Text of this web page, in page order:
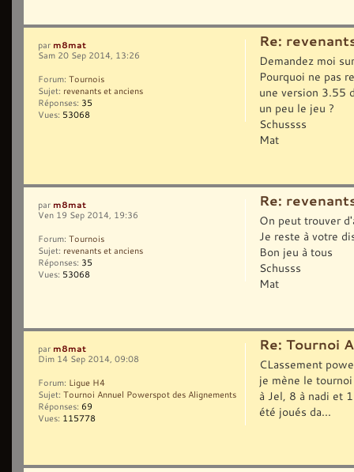
Re:
Demandez moi
Pourquoi ne pas
une version 3.55
un peu le jeu ?
Schussss
Mat
par m8mat
Sam 20 Sep 2014, 13:26
Forum: Tournois
Sujet: revenants et anciens
Réponses: 35
Vues: 53068
Re:
On peut trouver
Je reste à votre
Bon jeu à tous
Schusss
Mat
par m8mat
Ven 19 Sep 2014, 19:36
Forum: Tournois
Sujet: revenants et anciens
Réponses: 35
Vues: 53068
Re: Tournoi
CLassement
je mène le
à Jel, 8 à nadi et
été joués da...
par m8mat
Dim 14 Sep 2014, 09:08
Forum: Ligue H4
Sujet: Tournoi Annuel Powerspot des Alignements
Réponses: 69
Vues: 115778